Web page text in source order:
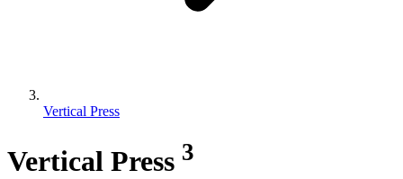
Vertical Press
Vertical Press 3